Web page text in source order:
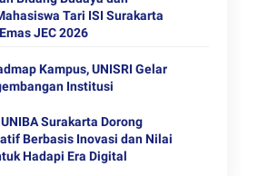
Tari ISI Surakarta
JEC 2026
Kampus, UNISRI Gelar
Institusi
Surakarta Dorong
Berbasis Inovasi dan Nilai
Hadapi Era Digital